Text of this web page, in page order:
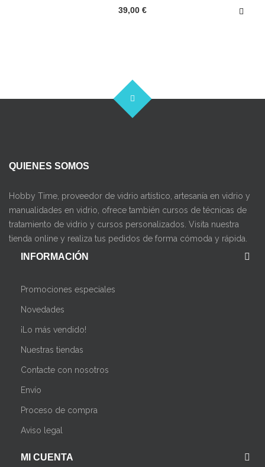
39,00 €
QUIENES SOMOS
Hobby Time, proveedor de vidrio artístico, artesanía en vidrio y
manualidades en vidrio, ofrece también cursos de técnicas de
tratamiento de vidrio y cursos personalizados. Visita nuestra
tienda online y realiza tus pedidos de forma cómoda y rápida.
INFORMACIÓN
Promociones especiales
Novedades
¡Lo más vendido!
Nuestras tiendas
Contacte con nosotros
Envío
Proceso de compra
Aviso legal
MI CUENTA